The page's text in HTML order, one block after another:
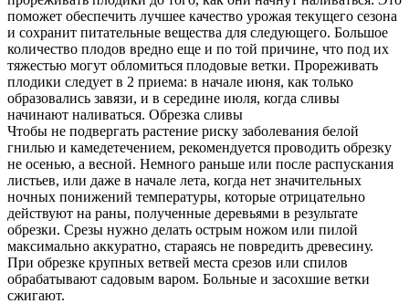
поможет обеспечить лучшее качество урожая текущего сезона
и сохранит питательные вещества для следующего. Большое
количество плодов вредно еще и по той причине, что под их
тяжестью могут обломиться плодовые ветки. Прореживать
плодики следует в 2 приема: в начале июня, как только
образовались завязи, и в середине июля, когда сливы
начинают наливаться. Обрезка сливы
Чтобы не подвергать растение риску заболевания белой
гнилью и камедетечением, рекомендуется проводить обрезку
не осенью, а весной. Немного раньше или после распускания
листьев, или даже в начале лета, когда нет значительных
ночных понижений температуры, которые отрицательно
действуют на раны, полученные деревьями в результате
обрезки. Срезы нужно делать острым ножом или пилой
максимально аккуратно, стараясь не повредить древесину.
При обрезке крупных ветвей места срезов или спилов
обрабатывают садовым варом. Больные и засохшие ветки
сжигают.